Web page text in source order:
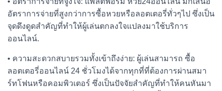
อัตราการจ่ายที่สูงกว่าการซื้อหวยหรือลอตเตอรี่ทั่วๆไป ซึ่งเป็น
จุดดึงดูดสำคัญที่ทำให้ผู้เล่นตกลงใจแปลงมาใช้บริการ
ออนไลน์.
• ความสะดวกสบายรวมทั้งเข้าถึงง่าย: ผู้เล่นสามารถ ซื้อ
ลอตเตอรี่ออนไลน์ 24 ชั่วโมงได้จากทุกที่ที่ต้องการผ่านสมา
ร์ทโฟนหรือคอมพิวเตอร์ ซึ่งเป็นปัจจัยสำคัญที่ทำให้คนหันมา